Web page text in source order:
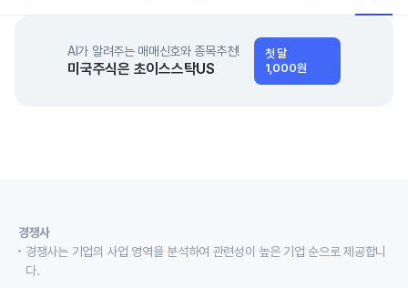
AI가 알려주는 매매신호와 종목추천!
미국주식은 초이스스탁US
첫 달
1,000원
경쟁사
경쟁사는 기업의 사업 영역을 분석하여 관련성이 높은 기업 순으로 제공합니
다.